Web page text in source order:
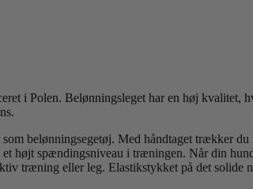
i Polen. Belønningsleget har en høj
belønningsegetøj. Med håndtaget trækker
højt spændingsniveau i træningen. Når din
træning eller leg. Elastikstykket på det solide